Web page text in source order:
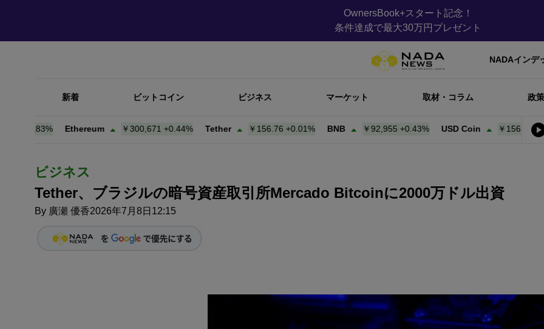
OwnersBook+スタート記念！
条件達成で最大30万円プレゼント
NADAインデ
新着 ビットコイン ビジネス マーケット 取材・コラム 政
Ethereum ￥300,671+ 0.44% Tether ￥156.76+0.01% BNB ￥92,955+ 0.43% USD Coin ￥156.84+0.00%
ビジネス
Tether、ブラジルの暗号資産取引所Mercado Bitcoinに2000万ドル出資
By 廣瀬 優香2026年7月8日12:15